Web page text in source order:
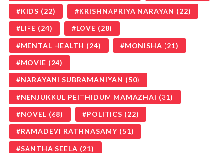
KIDS (22) KRISHNAPRIYA NARAYAN (22)
LIFE (24) LOVE (28)
MENTAL HEALTH (24) MONISHA (21)
MOVIE (24)
NARAYANI SUBRAMANIYAN (50)
NENJUKKUL PEITHIDUM MAMAZHAI (31)
NOVEL (68) POLITICS (22)
RAMADEVI RATHNASAMY (51)
SANTHA SEELA (21)